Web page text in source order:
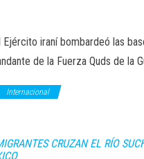
Ejército iraní bombardeó las
de la Fuerza Quds de la
Internacional
CRUZAN EL RÍO